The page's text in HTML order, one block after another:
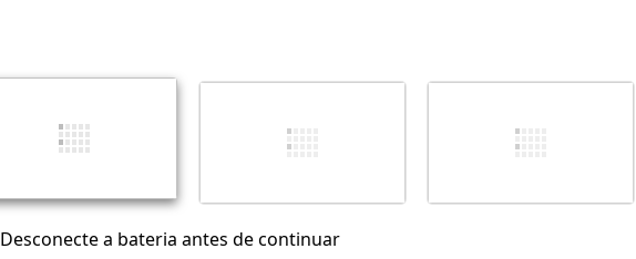
Postar comentário
Desconecte a bateria antes de continuar